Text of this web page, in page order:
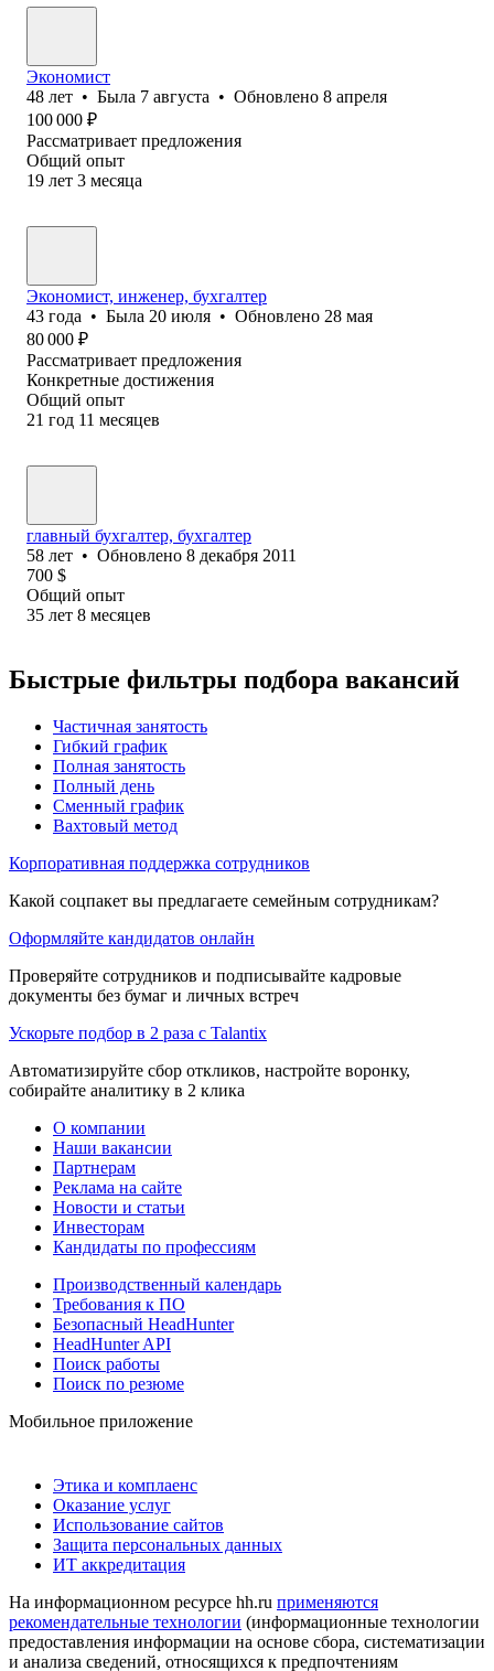
Экономист
48 лет • Была 7 августа • Обновлено 8 апреля
100 000 ₽
Рассматривает предложения
Общий опыт
19 лет 3 месяца
Экономист, инженер, бухгалтер
43 года • Была 20 июля • Обновлено 28 мая
80 000 ₽
Рассматривает предложения
Конкретные достижения
Общий опыт
21 год 11 месяцев
главный бухгалтер, бухгалтер
58 лет • Обновлено 8 декабря 2011
700 $
Общий опыт
35 лет 8 месяцев
Быстрые фильтры подбора вакансий
Частичная занятость
Гибкий график
Полная занятость
Полный день
Сменный график
Вахтовый метод
Корпоративная поддержка сотрудников
Какой соцпакет вы предлагаете семейным сотрудникам?
Оформляйте кандидатов онлайн
Проверяйте сотрудников и подписывайте кадровые
документы без бумаг и личных встреч
Ускорьте подбор в 2 раза с Talantix
Автоматизируйте сбор откликов, настройте воронку,
собирайте аналитику в 2 клика
О компании
Наши вакансии
Партнерам
Реклама на сайте
Новости и статьи
Инвесторам
Кандидаты по профессиям
Производственный календарь
Требования к ПО
Безопасный HeadHunter
HeadHunter API
Поиск работы
Поиск по резюме
Мобильное приложение
Этика и комплаенс
Оказание услуг
Использование сайтов
Защита персональных данных
ИТ аккредитация
На информационном ресурсе hh.ru применяются
рекомендательные технологии (информационные технологии
предоставления информации на основе сбора, систематизации
и анализа сведений, относящихся к предпочтениям